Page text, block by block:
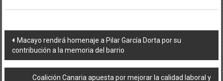
Navegación
de
entradas
Macayo rendirá homenaje a Pilar García Dorta por su
contribución a la memoria del barrio
Coalición Canaria apuesta por mejorar la calidad laboral y